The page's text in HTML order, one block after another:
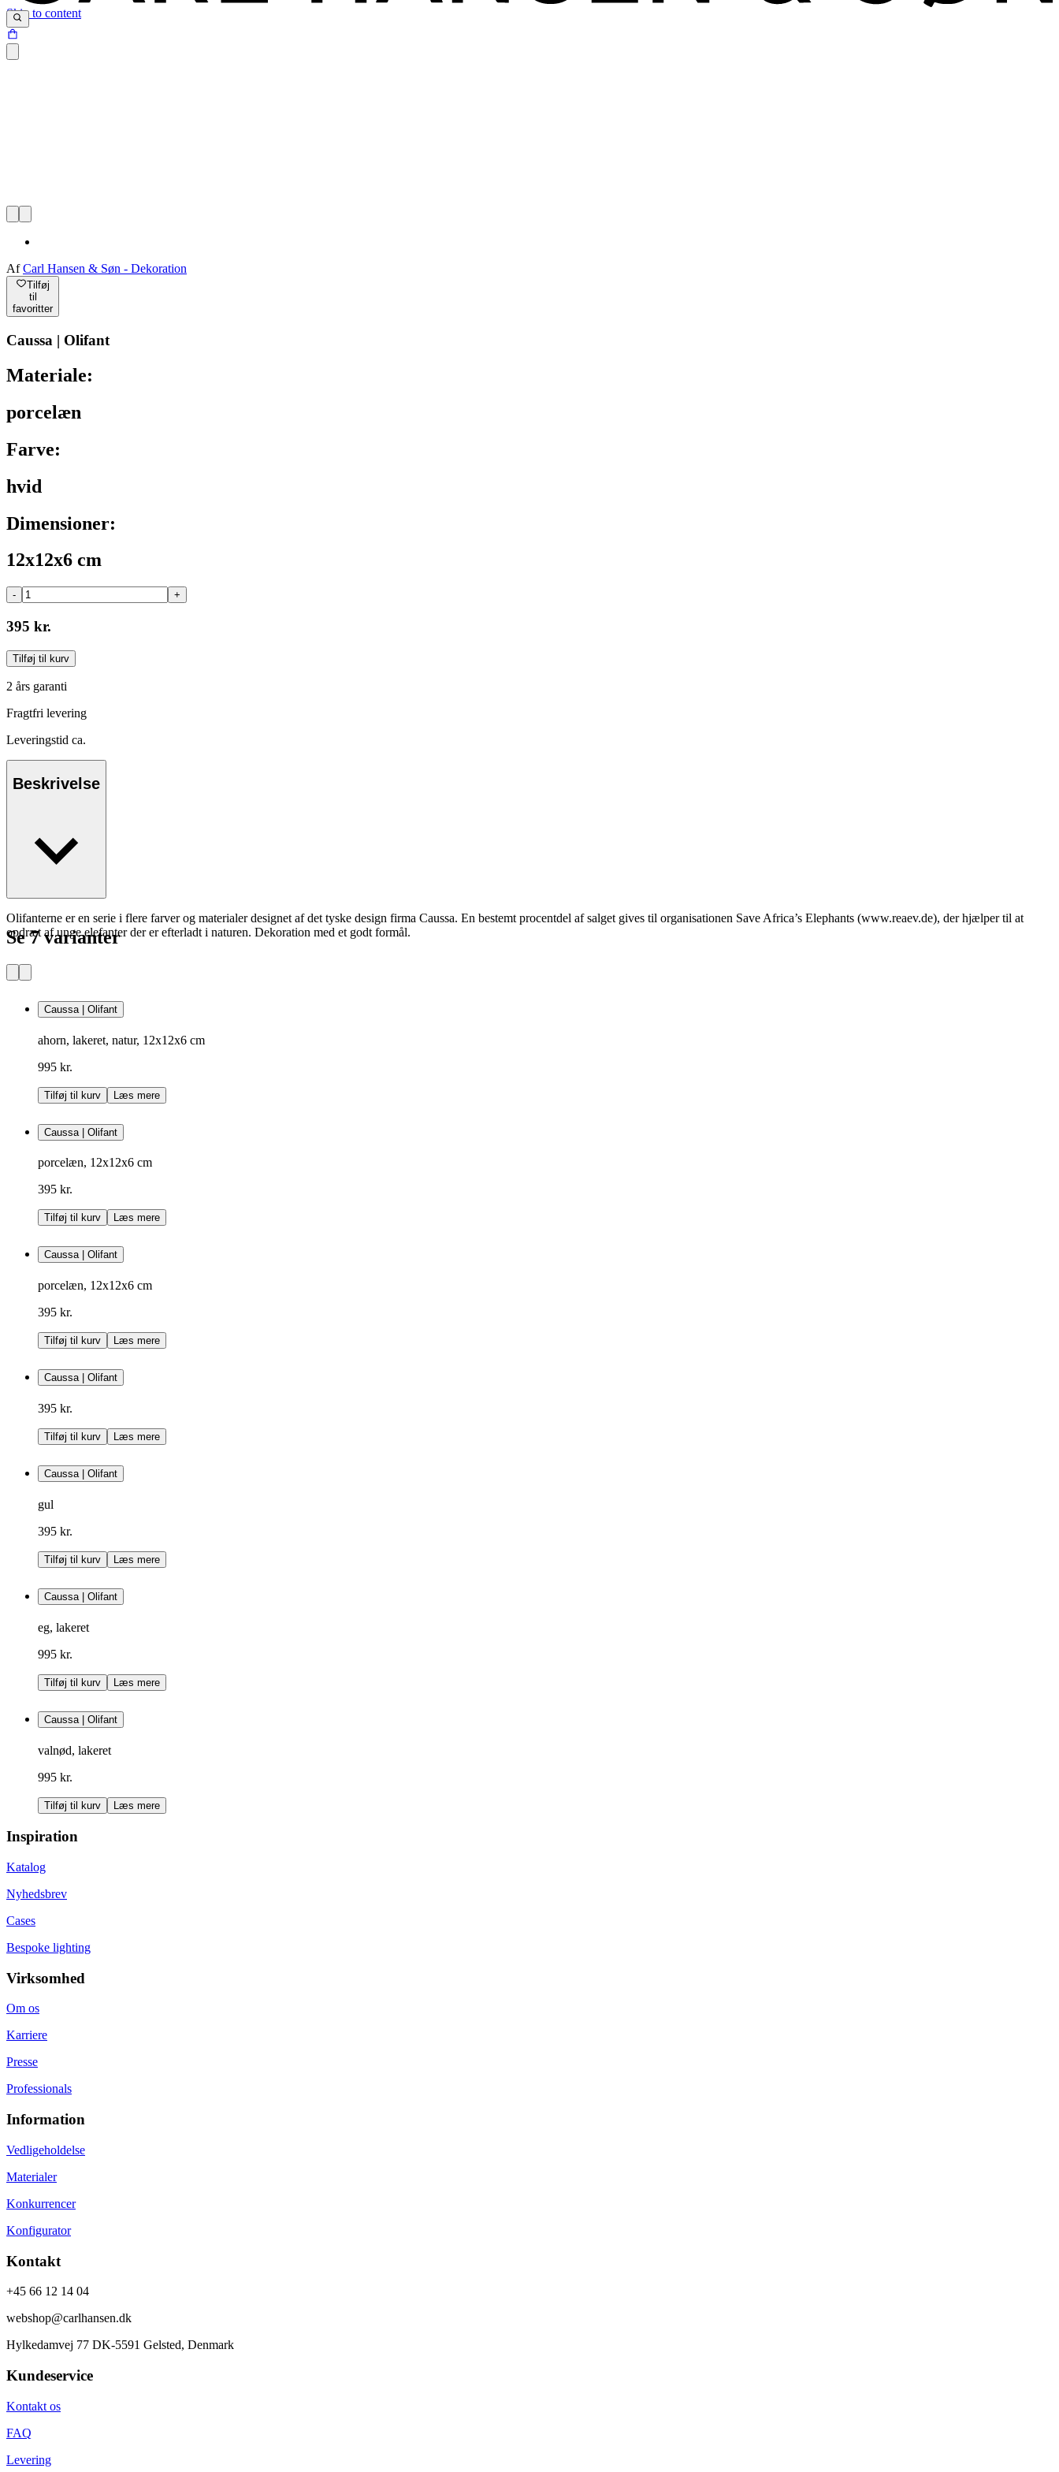
Skip to content
AfCarl Hansen & Søn - Dekoration
Tilføj
til
favoritter
Caussa | Olifant
Materiale:
porcelæn
Farve:
hvid
Dimensioner:
12x12x6 cm
- +
395 kr.
Tilføj til kurv
2 års garanti
Fragtfri levering
Leveringstid ca.
Beskrivelse
Olifanterne er en serie i flere farver og materialer designet af det tyske design firma Caussa. En bestemt procentdel af salget gives til organisationen Save Africa’s Elephants (www.reaev.de), der hjælper til at
opdræt af unge elefanter der er efterladt i naturen. Dekoration med et godt formål.
Se 7 varianter
Caussa | Olifant
ahorn, lakeret, natur, 12x12x6 cm
995 kr.
Tilføj til kurv Læs mere
Caussa | Olifant
porcelæn, 12x12x6 cm
395 kr.
Tilføj til kurv Læs mere
Caussa | Olifant
porcelæn, 12x12x6 cm
395 kr.
Tilføj til kurv Læs mere
Caussa | Olifant
395 kr.
Tilføj til kurv Læs mere
Caussa | Olifant
gul
395 kr.
Tilføj til kurv Læs mere
Caussa | Olifant
eg, lakeret
995 kr.
Tilføj til kurv Læs mere
Caussa | Olifant
valnød, lakeret
995 kr.
Tilføj til kurv Læs mere
Inspiration
Katalog
Nyhedsbrev
Cases
Bespoke lighting
Virksomhed
Om os
Karriere
Presse
Professionals
Information
Vedligeholdelse
Materialer
Konkurrencer
Konfigurator
Kontakt
+45 66 12 14 04
webshop@carlhansen.dk
Hylkedamvej 77 DK-5591 Gelsted, Denmark
Kundeservice
Kontakt os
FAQ
Levering